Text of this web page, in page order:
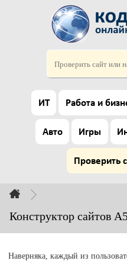
ИТ Работа и
Авто Игры
Проверить
Конструктор сайтов
Наверняка, каждый из